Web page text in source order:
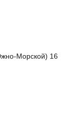
Морской) 16